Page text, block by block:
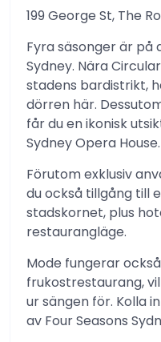
199 George St, The
Fyra säsonger är
Sydney. Nära
stadens bardistrikt,
dörren här.
får du en ikonisk
Sydney Opera House.
Förutom exklusiv
du också tillgång till
stadskornet, plus
restaurangläge.
Mode fungerar
frukostrestaurang,
ur sängen för. Kolla
av Four Seasons